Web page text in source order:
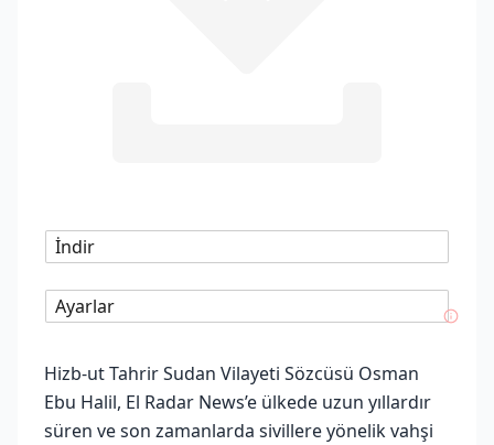
İndir
Ayarlar
Hizb-ut Tahrir Sudan Vilayeti Sözcüsü Osman
Ebu Halil, El Radar News’e ülkede uzun yıllardır
süren ve son zamanlarda sivillere yönelik vahşi